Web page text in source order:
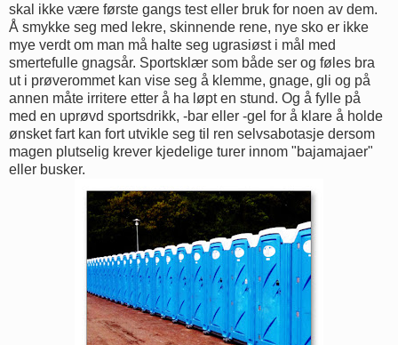
skal ikke være første gangs test eller bruk for noen av dem.
Å smykke seg med lekre, skinnende rene, nye sko er ikke
mye verdt om man må halte seg ugrasiøst i mål med
smertefulle gnagsår. Sportsklær som både ser og føles bra
ut i prøverommet kan vise seg å klemme, gnage, gli og på
annen måte irritere etter å ha løpt en stund. Og å fylle på
med en uprøvd sportsdrikk, -bar eller -gel for å klare å holde
ønsket fart kan fort utvikle seg til ren selvsabotasje dersom
magen plutselig krever kjedelige turer innom "bajamajaer"
eller busker.